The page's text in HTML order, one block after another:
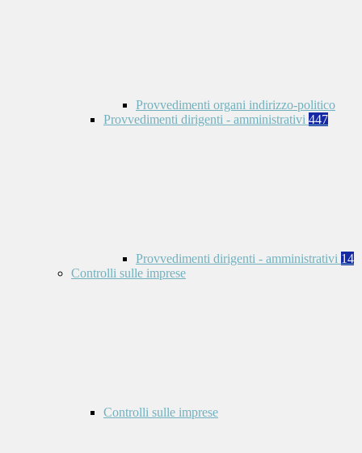
Provvedimenti organi indirizzo-politico
Provvedimenti dirigenti - amministrativi 447
Provvedimenti dirigenti - amministrativi 14
Controlli sulle imprese
Controlli sulle imprese